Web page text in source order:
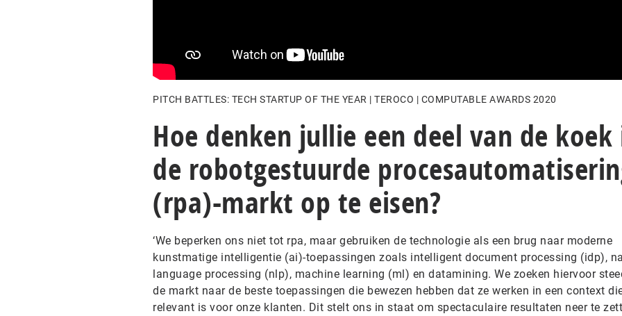
PITCH BATTLES: TECH STARTUP OF THE YEAR | TEROCO | COMPUTABLE AWARDS 2020
Hoe denken jullie een deel van de
de robotgestuurde
(rpa)-markt op te eisen?
‘We beperken ons niet tot rpa, maar gebruiken de technologie als een brug naar moderne
kunstmatige intelligentie (ai)-toepassingen zoals intelligent document processing (idp),
language processing (nlp), machine learning (ml) en datamining. We zoeken hiervoor
de markt naar de beste toepassingen die bewezen hebben dat ze werken in een context
relevant is voor onze klanten. Dit stelt ons in staat om spectaculaire resultaten neer te